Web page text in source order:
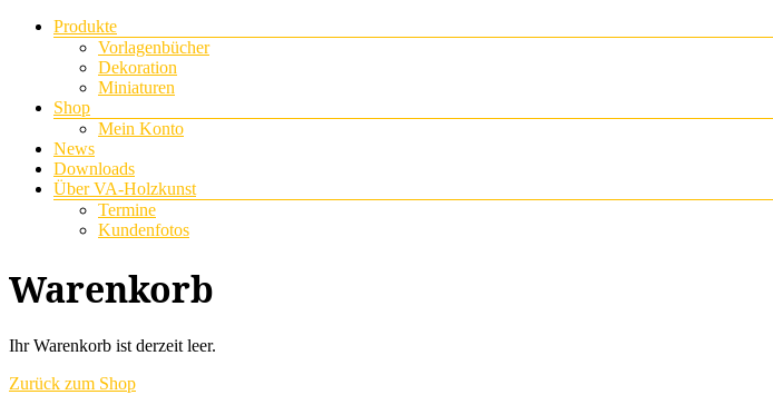
Menü
Produkte
Vorlagenbücher
Dekoration
Miniaturen
Shop
Mein Konto
News
Downloads
Über VA-Holzkunst
Termine
Kundenfotos
Warenkorb
Ihr Warenkorb ist derzeit leer.
Zurück zum Shop